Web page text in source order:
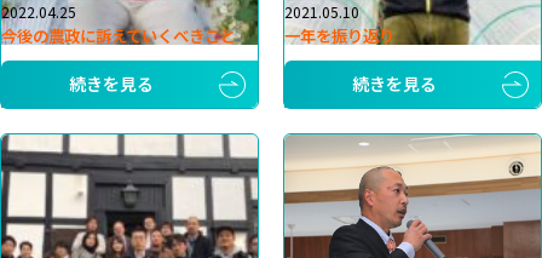
2022.04.25
今後の農政に訴えていくべきこと
続きを見る
2021.05.10
一年を振り返り
続きを見る